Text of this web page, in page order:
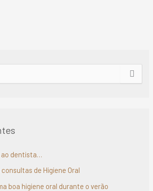
dentista…
de Higiene Oral
boa higiene oral durante o verão